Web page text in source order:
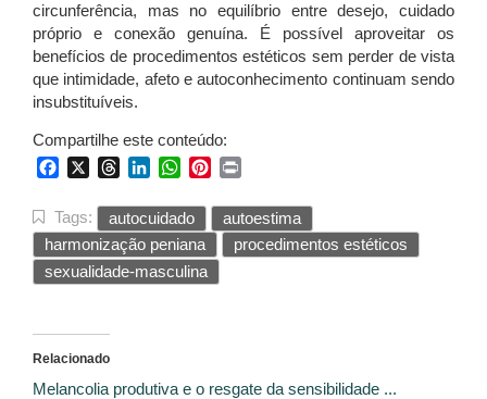
circunferência, mas no equilíbrio entre desejo, cuidado
próprio e conexão genuína. É possível aproveitar os
benefícios de procedimentos estéticos sem perder de vista
que intimidade, afeto e autoconhecimento continuam sendo
insubstituíveis.
Compartilhe este conteúdo:
FacebookThreadsLinkedInWhatsApp
Pinterest
Tags: autocuidado
autoestima
harmonização peniana
procedimentos estéticos
sexualidade-masculina
Relacionado
Melancolia produtiva e o resgate da sensibilidade ...